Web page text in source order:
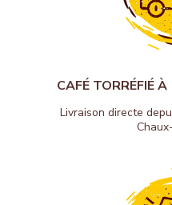
CAFÉ TORRÉFIÉ
Livraison directe